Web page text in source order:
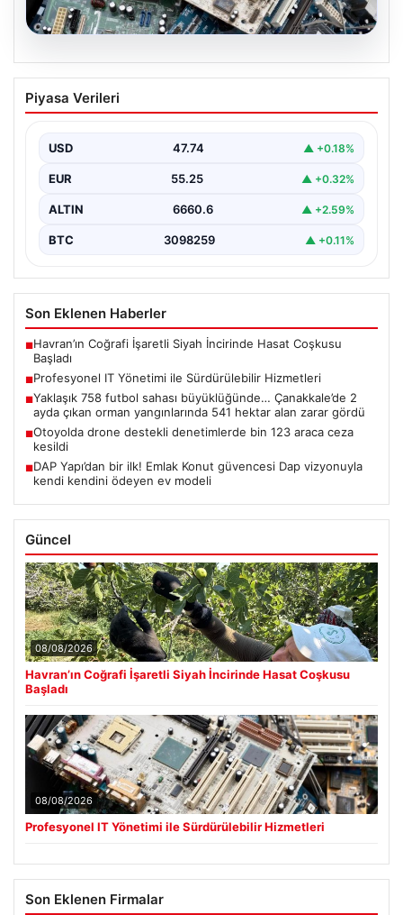
08.08.2026
Profesyonel IT Yönetimi ile
Sürdürülebilir Hizmetleri
parklarını sürekli periyotlarla yenilemektedir. Bu
güncelleme operasyonlarında kenara…
Piyasa Verileri
USD 47.74 ▲ +0.18%
EUR 55.25 ▲ +0.32%
ALTIN 6660.6 ▲ +2.59%
BTC 3098259 ▲ +0.11%
Son Eklenen Haberler
■Havran’ın Coğrafi İşaretli Siyah İncirinde Hasat Coşkusu
Başladı
■Profesyonel IT Yönetimi ile Sürdürülebilir Hizmetleri
■Yaklaşık 758 futbol sahası büyüklüğünde… Çanakkale’de 2
ayda çıkan orman yangınlarında 541 hektar alan zarar gördü
■Otoyolda drone destekli denetimlerde bin 123 araca ceza
kesildi
■DAP Yapı’dan bir ilk! Emlak Konut güvencesi Dap vizyonuyla
kendi kendini ödeyen ev modeli
Güncel
08/08/2026
Havran’ın Coğrafi İşaretli Siyah İncirinde Hasat Coşkusu
Başladı
08/08/2026
Profesyonel IT Yönetimi ile Sürdürülebilir Hizmetleri
Son Eklenen Firmalar